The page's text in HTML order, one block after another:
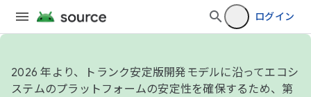
ログイン
2026 年より、トランク安定版開発モデルに沿ってエコシ
ステムのプラットフォームの安定性を確保するため、第